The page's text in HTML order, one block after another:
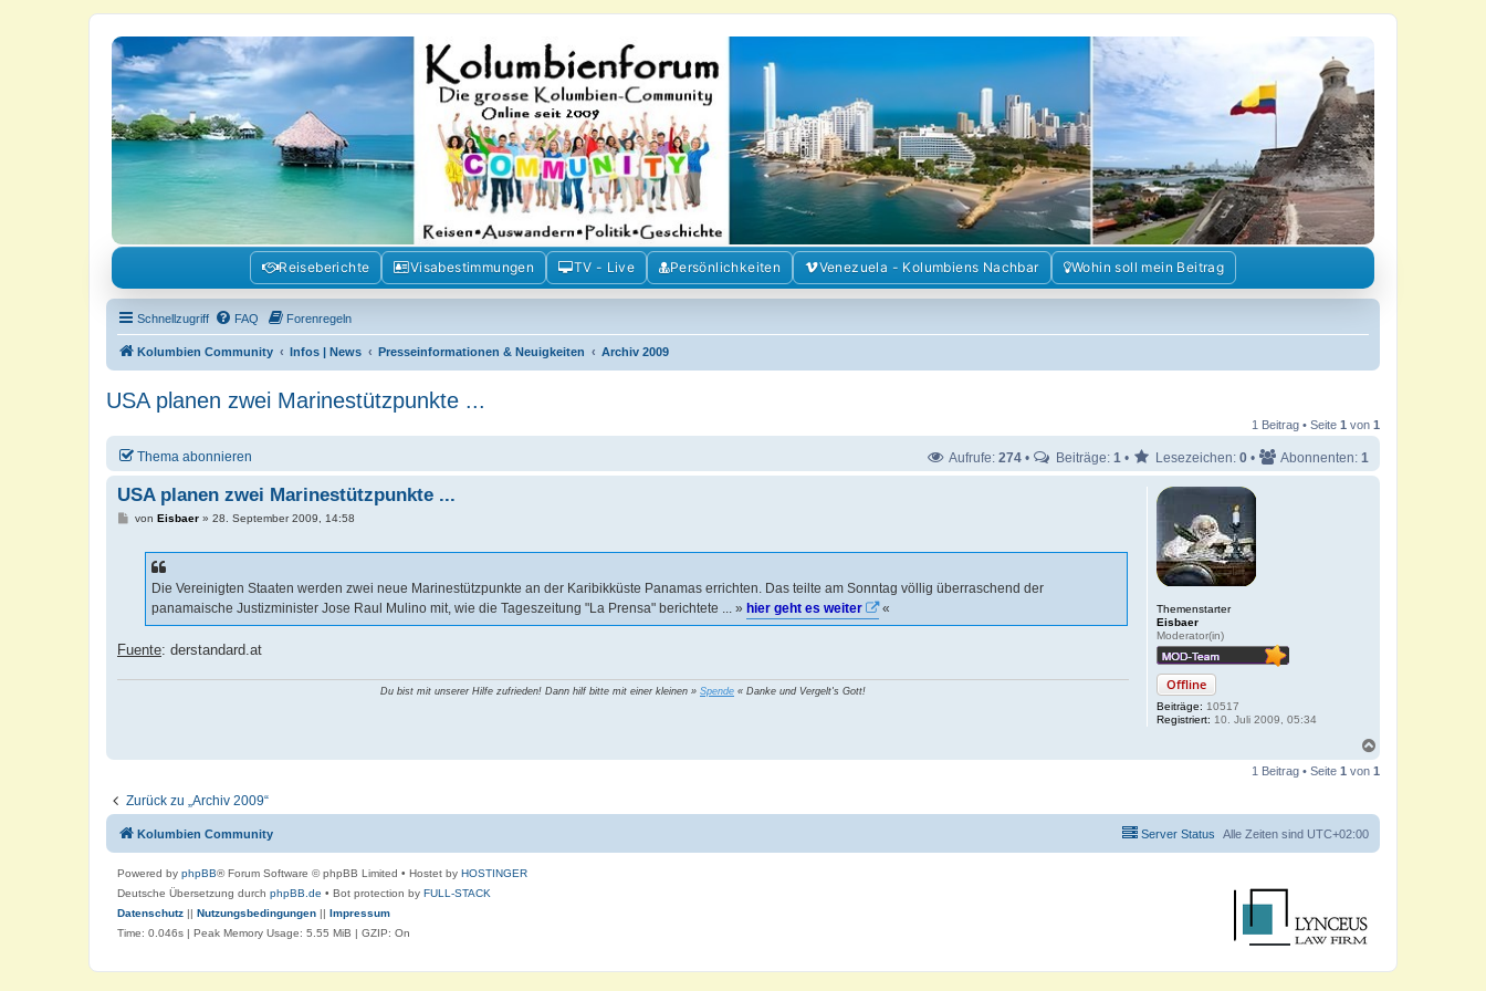
Kolumbienforum - Das grosse Forum der Freunde Kolumbiens
Reisen, Auswandern, Kultur, Politik, Geschichte und Visum in Kolumbien und Venezuela. Austausch, Erfahrungen und Gemeinschaft im Kolumbienforum
Reiseberichte Visabestimmungen TV - Live Persönlichkeiten Venezuela - Kolumbiens Nachbar Wohin soll mein Beitrag
Schnellzugriff FAQ Forenregeln
Kolumbien Community Infos | News Presseinformationen & Neuigkeiten Archiv 2009
USA planen zwei Marinestützpunkte ...
1 Beitrag • Seite 1 von 1
Thema abonnieren Aufrufe: 274 • Beiträge: 1 • Lesezeichen: 0 • Abonnenten: 1
Themenstarter
Eisbaer
Moderator(in)
Offline
Beiträge: 10517
Registriert: 10. Juli 2009, 05:34
USA planen zwei Marinestützpunkte ...
Bvon Eisbaer» 28. September 2009, 14:58
Die Vereinigten Staaten werden zwei neue Marinestützpunkte an der Karibikküste Panamas errichten. Das teilte am Sonntag völlig überraschend der
panamaische Justizminister Jose Raul Mulino mit, wie die Tageszeitung "La Prensa" berichtete ... » hier geht es weiter «
Fuente: derstandard.at
Du bist mit unserer Hilfe zufrieden! Dann hilf bitte mit einer kleinen » Spende « Danke und Vergelt's Gott!
c
b
n
1 Beitrag • Seite 1 von 1
Zurück zu „Archiv 2009“
Kolumbien Community Alle Zeiten sind UTC+02:00
Server Status
Powered by phpBB® Forum Software © phpBB Limited • Hostet by HOSTINGER
Deutsche Übersetzung durch phpBB.de • Bot protection by FULL-STACK
Datenschutz || Nutzungsbedingungen || Impressum
Time: 0.046s | Peak Memory Usage: 5.55 MiB | GZIP: On